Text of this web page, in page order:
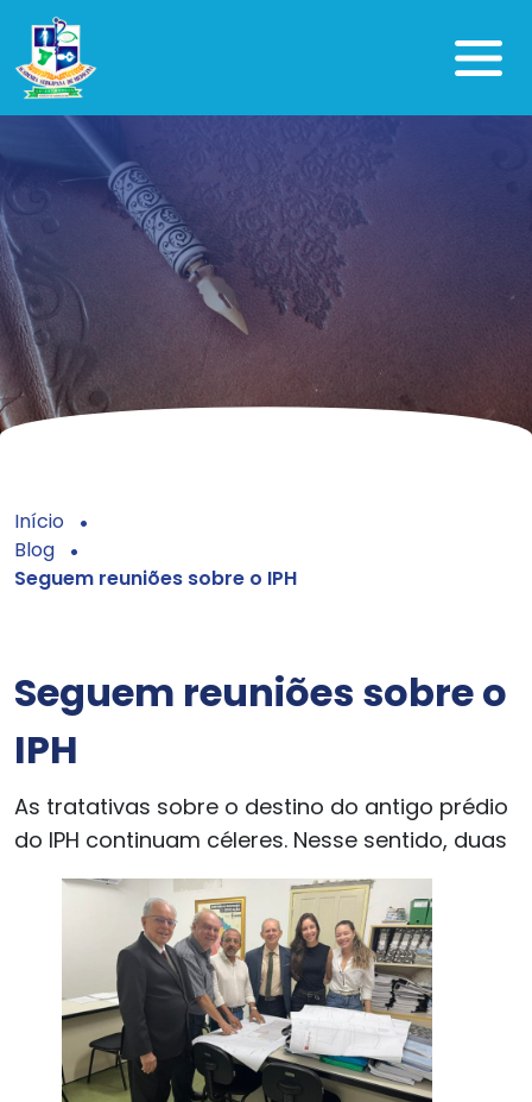
Início
Blog
Seguem reuniões sobre o IPH
Seguem reuniões sobre o
IPH
As tratativas sobre o destino do antigo prédio
do IPH continuam céleres. Nesse sentido, duas